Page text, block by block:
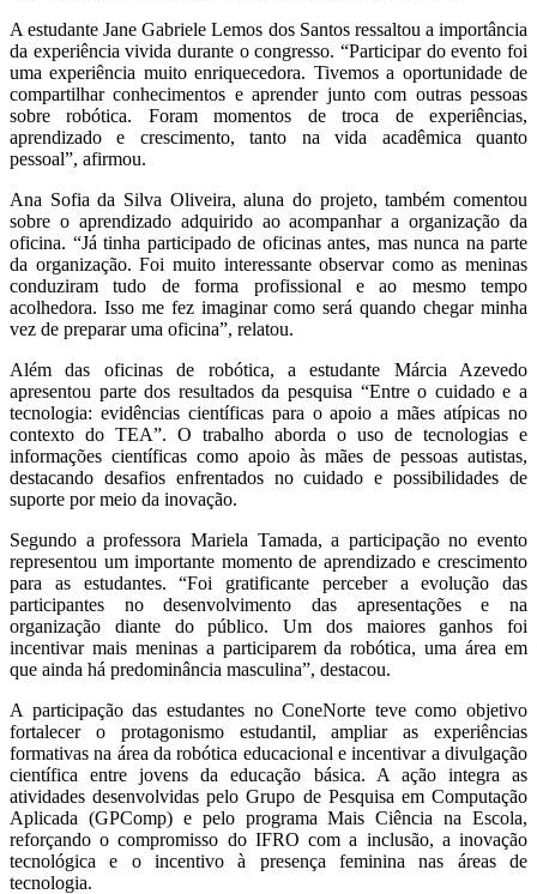
A estudante Jane Gabriele Lemos dos Santos ressaltou a importância
da experiência vivida durante o congresso. “Participar do evento foi
uma experiência muito enriquecedora. Tivemos a oportunidade de
compartilhar conhecimentos e aprender junto com outras pessoas
sobre robótica. Foram momentos de troca de experiências,
aprendizado e crescimento, tanto na vida acadêmica quanto
pessoal”, afirmou.
Ana Sofia da Silva Oliveira, aluna do projeto, também comentou
sobre o aprendizado adquirido ao acompanhar a organização da
oficina. “Já tinha participado de oficinas antes, mas nunca na parte
da organização. Foi muito interessante observar como as meninas
conduziram tudo de forma profissional e ao mesmo tempo
acolhedora. Isso me fez imaginar como será quando chegar minha
vez de preparar uma oficina”, relatou.
Além das oficinas de robótica, a estudante Márcia Azevedo
apresentou parte dos resultados da pesquisa “Entre o cuidado e a
tecnologia: evidências científicas para o apoio a mães atípicas no
contexto do TEA”. O trabalho aborda o uso de tecnologias e
informações científicas como apoio às mães de pessoas autistas,
destacando desafios enfrentados no cuidado e possibilidades de
suporte por meio da inovação.
Segundo a professora Mariela Tamada, a participação no evento
representou um importante momento de aprendizado e crescimento
para as estudantes. “Foi gratificante perceber a evolução das
participantes no desenvolvimento das apresentações e na
organização diante do público. Um dos maiores ganhos foi
incentivar mais meninas a participarem da robótica, uma área em
que ainda há predominância masculina”, destacou.
A participação das estudantes no ConeNorte teve como objetivo
fortalecer o protagonismo estudantil, ampliar as experiências
formativas na área da robótica educacional e incentivar a divulgação
científica entre jovens da educação básica. A ação integra as
atividades desenvolvidas pelo Grupo de Pesquisa em Computação
Aplicada (GPComp) e pelo programa Mais Ciência na Escola,
reforçando o compromisso do IFRO com a inclusão, a inovação
tecnológica e o incentivo à presença feminina nas áreas de
tecnologia.